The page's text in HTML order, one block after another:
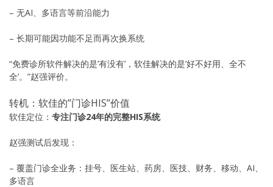
– 无AI、多语言等前沿能力
– 长期可能因功能不足而再次换系统
“免费诊所软件解决的是’有没有’，软佳解决的是’好不好用、全不
全’。”赵强评价。
转机：软佳的”门诊HIS”价值
软佳定位： 专注门诊24年的完整HIS系统
赵强测试后发现：
– 覆盖门诊全业务：挂号、医生站、药房、医技、财务、移动、AI、
多语言